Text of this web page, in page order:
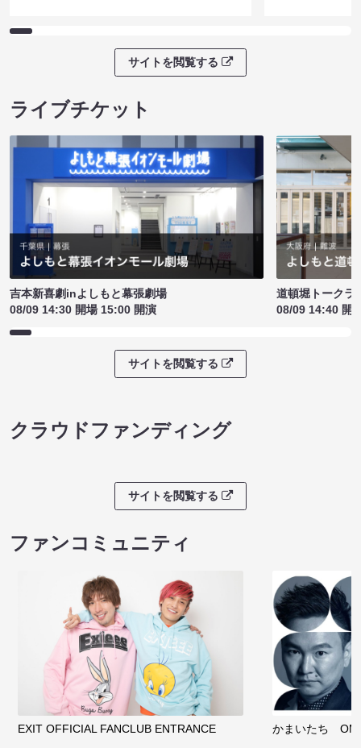
サイトを閲覧する
ライブチケット
吉本新喜劇inよしもと幕張劇場
08/09 14:30 開場 15:00 開演
道頓堀トークラ
08/09 14:40 開
サイトを閲覧する
クラウドファンディング
サイトを閲覧する
ファンコミュニティ
EXIT OFFICIAL FANCLUB ENTRANCE かまいたち